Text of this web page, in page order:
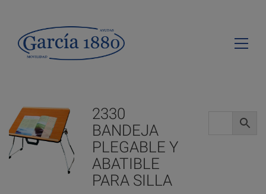
2330
BANDEJA
PLEGABLE Y
ABATIBLE
PARA SILLA